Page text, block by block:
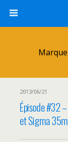
2013/06/21
Épisode #32
et Sigma